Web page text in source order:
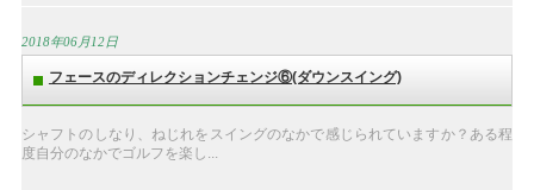
2018年06月12日
フェースのディレクションチェンジ⑥(ダウンスイング)
シャフトのしなり、ねじれをスイングのなかで感じられていますか？ある程
度自分のなかでゴルフを楽し...